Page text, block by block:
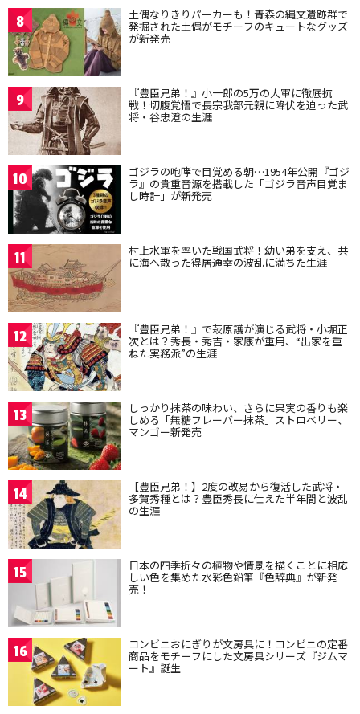
8 土偶なりきりパーカーも！青森の縄文遺跡群で
発掘された土偶がモチーフのキュートなグッズ
が新発売
9 『豊臣兄弟！』小一郎の5万の大軍に徹底抗
戦！切腹覚悟で長宗我部元親に降伏を迫った武
将・谷忠澄の生涯
10 ゴジラの咆哮で目覚める朝…1954年公開『ゴジ
ラ』の貴重音源を搭載した「ゴジラ音声目覚ま
し時計」が新発売
11 村上水軍を率いた戦国武将！幼い弟を支え、共
に海へ散った得居通幸の波乱に満ちた生涯
12 『豊臣兄弟！』で萩原護が演じる武将・小堀正
次とは？秀長・秀吉・家康が重用、“出家を重
ねた実務派”の生涯
13 しっかり抹茶の味わい、さらに果実の香りも楽
しめる「無糖フレーバー抹茶」ストロベリー、
マンゴー新発売
14 【豊臣兄弟！】2度の改易から復活した武将・
多賀秀種とは？豊臣秀長に仕えた半年間と波乱
の生涯
15 日本の四季折々の植物や情景を描くことに相応
しい色を集めた水彩色鉛筆『色辞典』が新発
売！
16 コンビニおにぎりが文房具に！コンビニの定番
商品をモチーフにした文房具シリーズ『ジムマ
ート』誕生